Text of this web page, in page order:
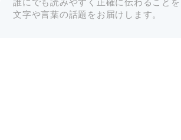
文字や言葉の話題をお届けします。